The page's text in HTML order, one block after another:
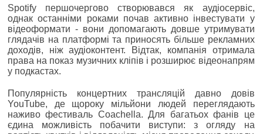
Spotify першочергово створювався як аудіосервіс,
однак останніми роками почав активно інвестувати у
відеоформати - вони допомагають довше утримувати
глядачів на платформі та приносять більше рекламних
доходів, ніж аудіоконтент. Відтак, компанія отримала
права на показ музичних кліпів і розширює відеонапрям
у подкастах.
Популярність концертних трансляцій давно довів
YouTube, де щороку мільйони людей переглядають
наживо фестиваль Coachella. Для багатьох фанів це
єдина можливість побачити виступи: з огляду на